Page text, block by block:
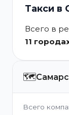
Такси в
Всего в
11
🗺️
Всего